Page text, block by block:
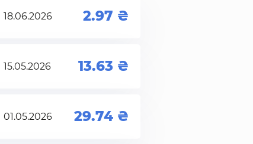
18.06.2026 2.97
15.05.2026 13.63
01.05.2026 29.74